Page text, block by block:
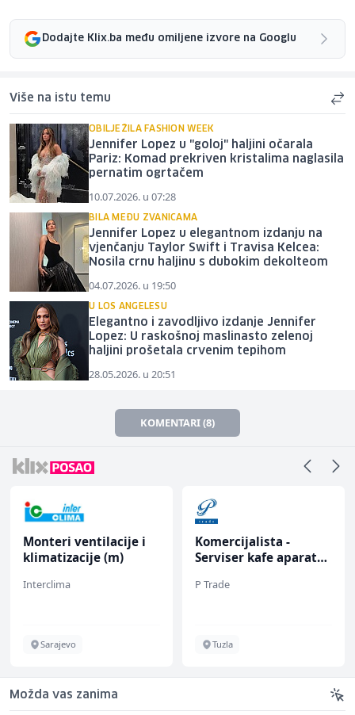
Dodajte Klix.ba među omiljene izvore na Googlu
Više na istu temu
OBILJEŽILA FASHION WEEK
Jennifer Lopez u "goloj" haljini očarala
Pariz: Komad prekriven kristalima naglasila
pernatim ogrtačem
10.07.2026. u 07:28
BILA MEĐU ZVANICAMA
Jennifer Lopez u elegantnom izdanju na
vjenčanju Taylor Swift i Travisa Kelcea:
Nosila crnu haljinu s dubokim dekolteom
04.07.2026. u 19:50
U LOS ANGELESU
Elegantno i zavodljivo izdanje Jennifer
Lopez: U raskošnoj maslinasto zelenoj
haljini prošetala crvenim tepihom
28.05.2026. u 20:51
KOMENTARI (8)
Monteri ventilacije i
klimatizacije (m)
Interclima
Sarajevo
Komercijalista -
Serviser kafe aparata
P Trade
Tuzla
Možda vas zanima